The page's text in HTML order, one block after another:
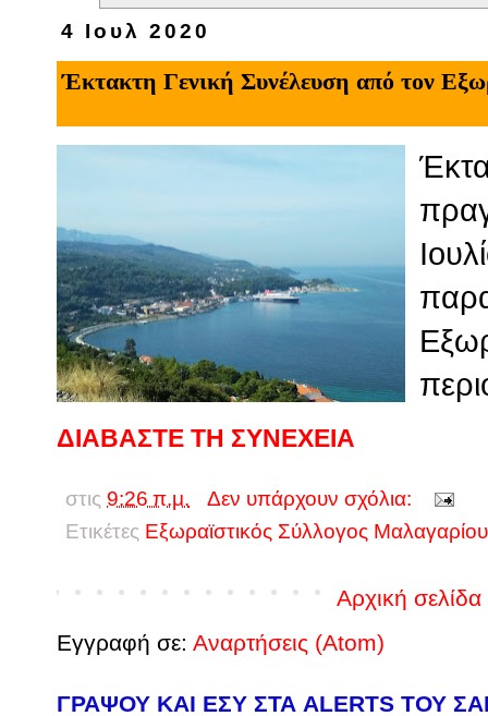
4 Ιουλ 2020
Έκτακτη Γενική Συνέλευση από τον
ΔΙΑΒΑΣΤΕ ΤΗ ΣΥΝΕΧΕΙΑ
στις 9:26 π.μ.
Δεν υπάρχουν σχόλια:
Ετικέτες Εξωραϊστικός Σύλλογος Μαλαγαρίου
Αρχική σελίδα
Εγγραφή σε: Αναρτήσεις (Atom)
ΓΡΑΨΟΥ ΚΑΙ ΕΣΥ ΣΤΑ ALERTS ΤΟΥ